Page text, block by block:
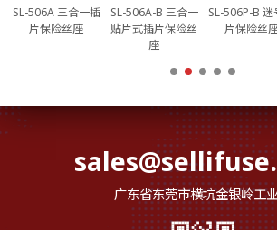
SL-506A 三合一插
片保险丝座
SL-506A-B 三合一
贴片式插片保险丝
座
SL-506P-B 迷
片保险丝
广东省东莞市横坑金银岭工